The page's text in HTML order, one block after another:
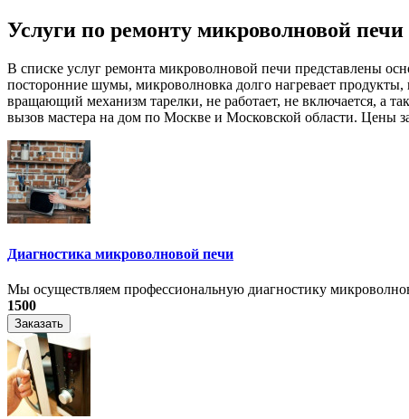
Услуги по ремонту микроволновой печи
В списке услуг ремонта микроволновой печи представлены
посторонние шумы, микроволновка долго нагревает
вращающий механизм тарелки, не работает, не включается, а
вызов мастера на дом по Москве и Московской области. Цены
Диагностика микроволновой печи
Мы осуществляем профессиональную диагностику
1500
Заказать